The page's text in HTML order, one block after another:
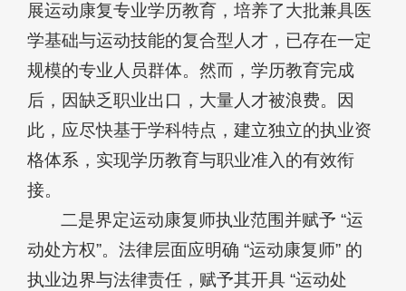
展运动康复专业学历教育，培养了大批兼具医
学基础与运动技能的复合型人才，已存在一定
规模的专业人员群体。然而，学历教育完成
后，因缺乏职业出口，大量人才被浪费。因
此，应尽快基于学科特点，建立独立的执业资
格体系，实现学历教育与职业准入的有效衔
接。
二是界定运动康复师执业范围并赋予 “运
动处方权”。法律层面应明确 “运动康复师” 的
执业边界与法律责任，赋予其开具 “运动处